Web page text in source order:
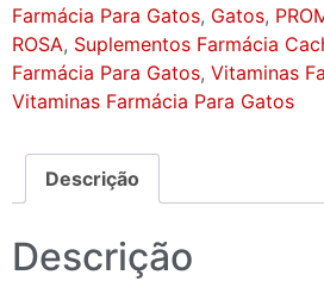
Farmácia Para Gatos, Gatos,
ROSA, Suplementos Farmácia
Farmácia Para Gatos, Vitaminas
Vitaminas Farmácia Para Gatos
Descrição
Descrição